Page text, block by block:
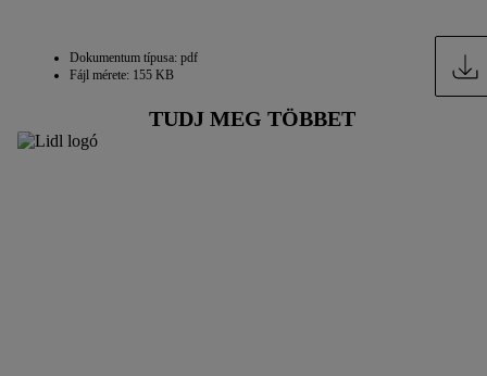
Dokumentum típusa: pdf
Fájl mérete: 155 KB
TUDJ MEG TÖBBET